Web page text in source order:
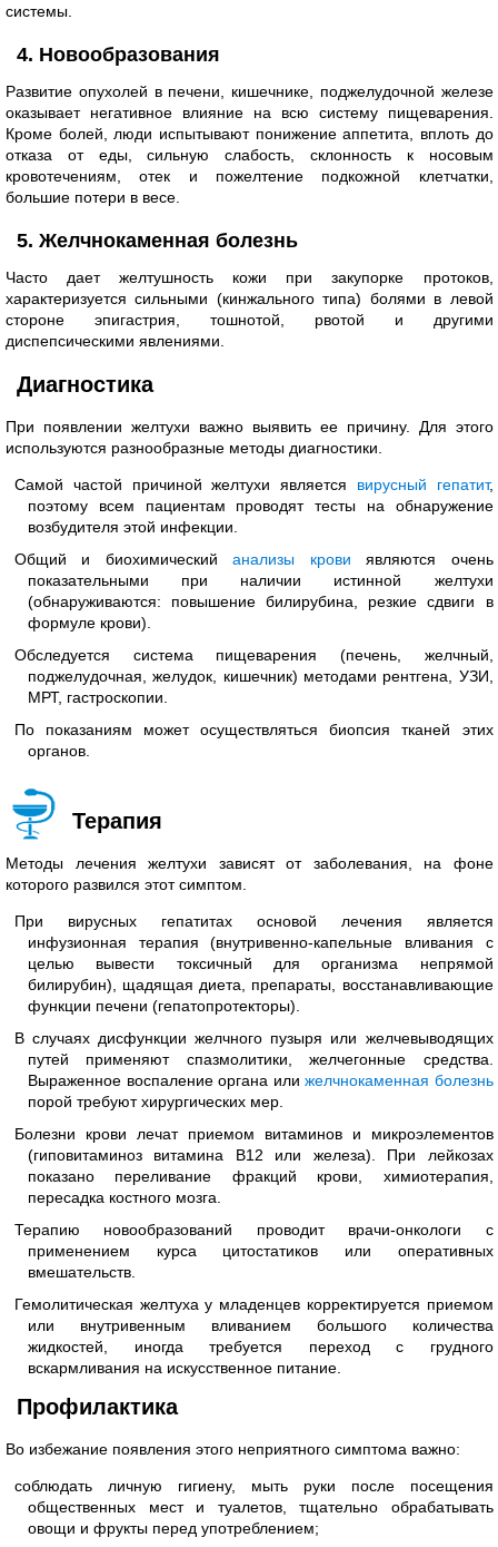
системы.
4. Новообразования
Развитие опухолей в печени, кишечнике, поджелудочной железе
оказывает негативное влияние на всю систему пищеварения.
Кроме болей, люди испытывают понижение аппетита, вплоть до
отказа от еды, сильную слабость, склонность к носовым
кровотечениям, отек и пожелтение подкожной клетчатки,
большие потери в весе.
5. Желчнокаменная болезнь
Часто дает желтушность кожи при закупорке протоков,
характеризуется сильными (кинжального типа) болями в левой
стороне эпигастрия, тошнотой, рвотой и другими
диспепсическими явлениями.
Диагностика
При появлении желтухи важно выявить ее причину. Для этого
используются разнообразные методы диагностики.
Самой частой причиной желтухи является вирусный гепатит,
поэтому всем пациентам проводят тесты на обнаружение
возбудителя этой инфекции.
Общий и биохимическийанализы крови являются очень
показательными при наличии истинной желтухи
(обнаруживаются: повышение билирубина, резкие сдвиги в
формуле крови).
Обследуется система пищеварения (печень, желчный,
поджелудочная, желудок, кишечник) методами рентгена, УЗИ,
МРТ, гастроскопии.
По показаниям может осуществляться биопсия тканей этих
органов.
Терапия
Методы лечения желтухи зависят от заболевания, на фоне
которого развился этот симптом.
При вирусных гепатитах основой лечения является
инфузионная терапия (внутривенно-капельные вливания с
целью вывести токсичный для организма непрямой
билирубин), щадящая диета, препараты, восстанавливающие
функции печени (гепатопротекторы).
В случаях дисфункции желчного пузыря или желчевыводящих
путей применяют спазмолитики, желчегонные средства.
Выраженное воспаление органа илижелчнокаменная болезнь
порой требуют хирургических мер.
Болезни крови лечат приемом витаминов и микроэлементов
(гиповитаминоз витамина В12 или железа). При лейкозах
показано переливание фракций крови, химиотерапия,
пересадка костного мозга.
Терапию новообразований проводит врачи-онкологи с
применением курса цитостатиков или оперативных
вмешательств.
Гемолитическая желтуха у младенцев корректируется приемом
или внутривенным вливанием большого количества
жидкостей, иногда требуется переход с грудного
вскармливания на искусственное питание.
Профилактика
Во избежание появления этого неприятного симптома важно:
соблюдать личную гигиену, мыть руки после посещения
общественных мест и туалетов, тщательно обрабатывать
овощи и фрукты перед употреблением;